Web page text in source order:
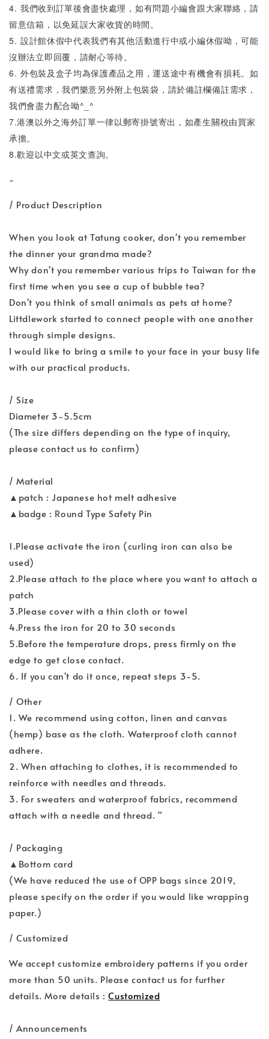
4. 我們收到訂單後會盡快處理，如有問題小編會跟大家聯絡，請
留意信箱，以免延誤大家收貨的時間。
5. 設計館休假中代表我們有其他活動進行中或小編休假呦，可能
沒辦法立即回覆，請耐心等待。
6. 外包裝及盒子均為保護產品之用，運送途中有機會有損耗。如
有送禮需求，我們樂意另外附上包裝袋，請於備註欄備註需求，
我們會盡力配合呦^_^
7.港澳以外之海外訂單一律以郵寄掛號寄出，如產生關稅由買家
承擔。
8.歡迎以中文或英文查詢。
-
/ Product Description
When you look at Tatung cooker, don't you remember
the dinner your grandma made?
Why don't you remember various trips to Taiwan for the
first time when you see a cup of bubble tea?
Don't you think of small animals as pets at home?
Littdlework started to connect people with one another
through simple designs.
I would like to bring a smile to your face in your busy life
with our practical products.
/ Size
Diameter 3-5.5cm
(The size differs depending on the type of inquiry,
please contact us to confirm)
/ Material
▲patch : Japanese hot melt adhesive
▲badge : Round Type Safety Pin
1.Please activate the iron (curling iron can also be
used)
2.Please attach to the place where you want to attach a
patch
3.Please cover with a thin cloth or towel
4.Press the iron for 20 to 30 seconds
5.Before the temperature drops, press firmly on the
edge to get close contact.
6. If you can't do it once, repeat steps 3-5.
/ Other
1. We recommend using cotton, linen and canvas
(hemp) base as the cloth. Waterproof cloth cannot
adhere.
2. When attaching to clothes, it is recommended to
reinforce with needles and threads.
3. For sweaters and waterproof fabrics, recommend
attach with a needle and thread. "
/ Packaging
▲Bottom card
(We have reduced the use of OPP bags since 2019,
please specify on the order if you would like wrapping
paper.)
/ Customized
We accept customize embroidery patterns if you order
more than 50 units. Please contact us for further
details. More details :Customized
/ Announcements